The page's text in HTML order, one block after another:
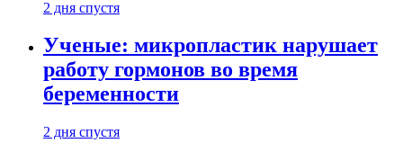
2 дня спустя
Ученые: микропластик нарушает
работу гормонов во время
беременности
2 дня спустя